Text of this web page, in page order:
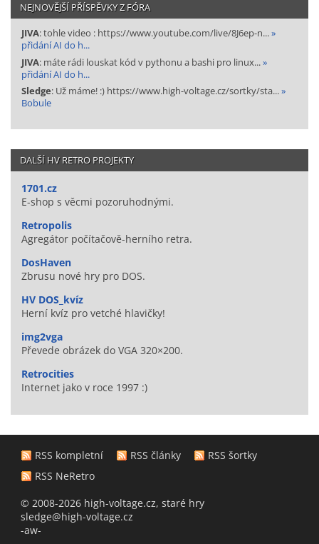
NEJNOVĚJŠÍ PŘÍSPĚVKY Z FÓRA
JIVA: tohle video : https://www.youtube.com/live/8J6ep-n...»
přidání AI do h...
JIVA: máte rádi louskat kód v pythonu a bashi pro linux...»
přidání AI do h...
Sledge: Už máme! :) https://www.high-voltage.cz/sortky/sta...»
Bobule
DALŠÍ HV RETRO PROJEKTY
1701.cz
E-shop s věcmi pozoruhodnými.
Retropolis
Agregátor počítačově-herního retra.
DosHaven
Zbrusu nové hry pro DOS.
HV DOS_kvíz
Herní kvíz pro vetché hlavičky!
img2vga
Převede obrázek do VGA 320×200.
Retrocities
Internet jako v roce 1997 :)
RSS kompletní RSS články
RSS šortky
RSS NeRetro
© 2008-2026 high-voltage.cz, staré hry
sledge@high-voltage.cz
-aw-